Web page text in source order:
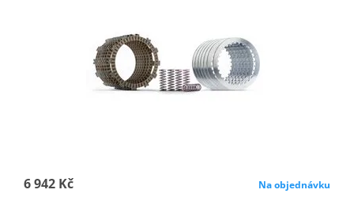
6 942 Kč Na objednávku